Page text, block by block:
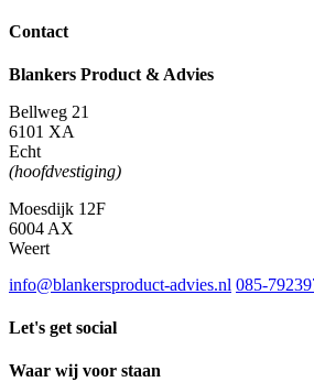
40,
kunststof,
mm
aantal
Contact
Blankers Product & Advies
Bellweg 21
6101 XA
Echt
(hoofdvestiging)
Moesdijk 12F
6004 AX
Weert
info@blankersproduct-advies.nl 085-
Let's get social
Waar wij voor staan